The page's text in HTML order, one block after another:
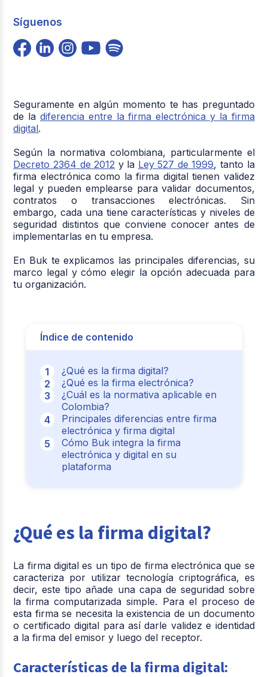
Síguenos
Seguramente en algún momento te has preguntado
de ladiferencia entre la firma electrónica y la firma
digital.
Según la normativa colombiana, particularmente el
Decreto 2364 de 2012 y la Ley 527 de 1999, tanto la
firma electrónica como la firma digital tienen validez
legal y pueden emplearse para validar documentos,
contratos o transacciones electrónicas. Sin
embargo, cada una tiene características y niveles de
seguridad distintos que conviene conocer antes de
implementarlas en tu empresa.
En Buk te explicamos las principales diferencias, su
marco legal y cómo elegir la opción adecuada para
tu organización.
Índice de contenido
¿Qué es la firma digital?
¿Qué es la firma electrónica?
¿Cuál es la normativa aplicable en
Colombia?
Principales diferencias entre firma
electrónica y firma digital
Cómo Buk integra la firma
electrónica y digital en su
plataforma
¿Qué es la firma digital?
La firma digital es un tipo de firma electrónica que se
caracteriza por utilizar tecnología criptográfica, es
decir, este tipo añade una capa de seguridad sobre
la firma computarizada simple. Para el proceso de
esta firma se necesita la existencia de un documento
o certificado digital para así darle validez e identidad
a la firma del emisor y luego del receptor.
Características de la firma digital: